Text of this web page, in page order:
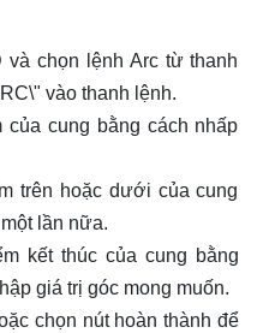
chọn lệnh Arc từ thanh
vào thanh lệnh.
cung bằng cách nhấp
trên hoặc dưới của cung
lần nữa.
kết thúc của cung bằng
giá trị góc mong muốn.
chọn nút hoàn thành để